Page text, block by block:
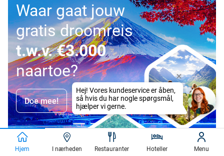
Waar gaat jouw
gratis droomreis
t.w.v. €3.000
naartoe?
Doe mee!
Hjem I nærheden Restauranter Hoteller Menu